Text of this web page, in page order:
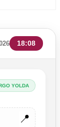
Forma
18:08
YOLDA
📍